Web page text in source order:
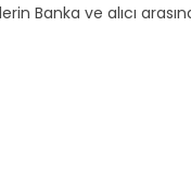
Banka ve alıcı